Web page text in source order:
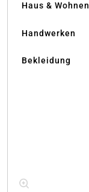
Haus & Wohnen
Handwerken
Bekleidung